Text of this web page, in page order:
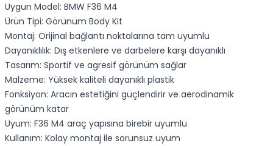
Uygun Model: BMW F36 M4
Ürün Tipi: Görünüm Body Kit
Montaj: Orijinal bağlantı noktalarına tam uyumlu
Dayanıklılık: Dış etkenlere ve darbelere karşı dayanıklı
Tasarım: Sportif ve agresif görünüm sağlar
Malzeme: Yüksek kaliteli dayanıklı plastik
Fonksiyon: Aracın estetiğini güçlendirir ve aerodinamik
görünüm katar
Uyum: F36 M4 araç yapısına birebir uyumlu
Kullanım: Kolay montaj ile sorunsuz uyum